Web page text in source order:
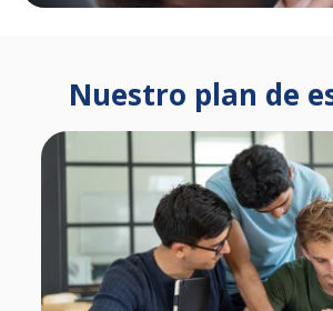
Nuestro plan de